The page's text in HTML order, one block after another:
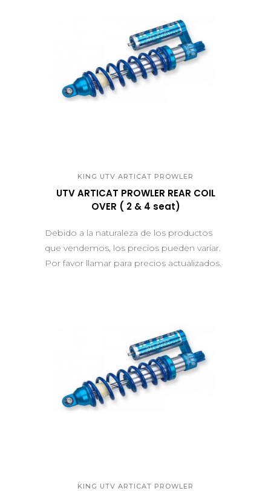
KING UTV ARTICAT PROWLER
UTV ARTICAT PROWLER REAR COIL
OVER ( 2 & 4 seat)
Debido a la naturaleza de los productos
que vendemos, los precios pueden variar.
Por favor llamar para precios actualizados.
KING UTV ARTICAT PROWLER